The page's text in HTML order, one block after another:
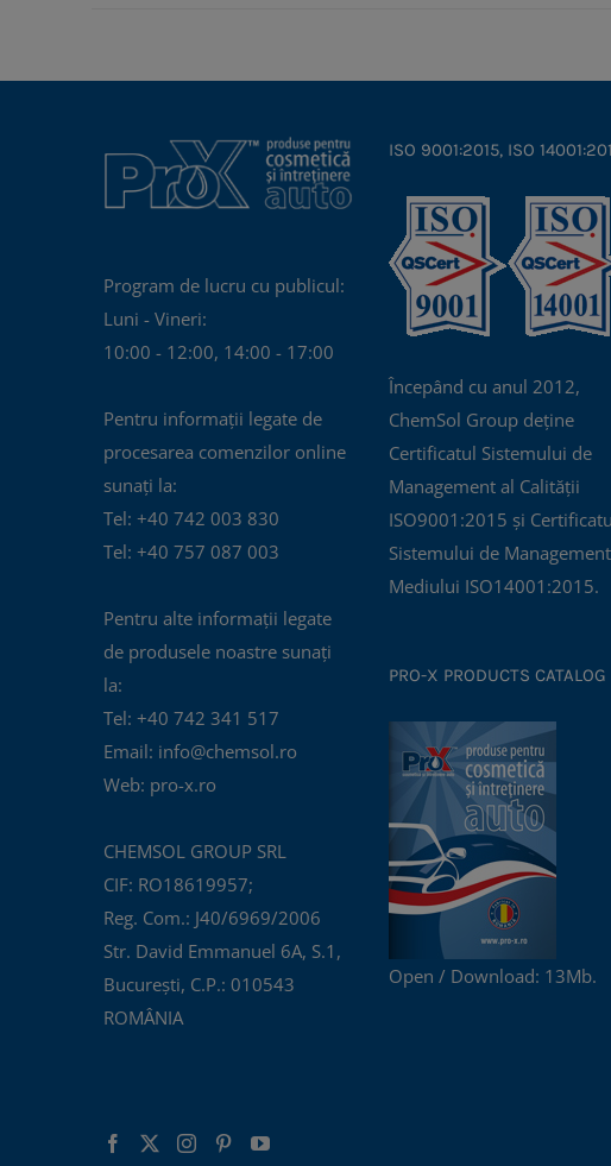
Program de lucru cu publicul:
Luni - Vineri:
10:00 - 12:00, 14:00 - 17:00
Pentru informații legate de
procesarea comenzilor online
sunați la:
Tel: +40 742 003 830
Tel: +40 757 087 003
Pentru alte informații legate
de produsele noastre sunați
la:
Tel: +40 742 341 517
Email: info@chemsol.ro
Web: pro-x.ro
CHEMSOL GROUP SRL
CIF: RO18619957;
Reg. Com.: J40/6969/2006
Str. David Emmanuel 6A, S.1,
București, C.P.: 010543
ROMÂNIA
ISO 9001:2015, ISO
Începând cu anul 2012,
ChemSol Group deține
Certificatul Sistemului de
Management al Calității
ISO9001:2015 și
Sistemului de
Mediului ISO14001:2015.
PRO-X PRODUCTS CATALOG
Open / Download: 13Mb.